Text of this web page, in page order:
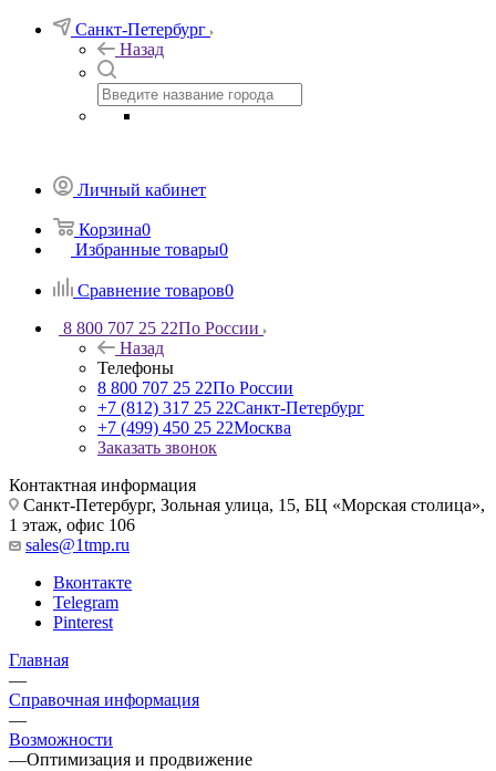
Санкт-Петербург
Назад
Личный кабинет
Корзина0
Избранные товары0
Сравнение товаров0
8 800 707 25 22По России
Назад
Телефоны
8 800 707 25 22По России
+7 (812) 317 25 22Санкт-Петербург
+7 (499) 450 25 22Москва
Заказать звонок
Контактная информация
Санкт-Петербург, Зольная улица, 15, БЦ «Морская столица»,
1 этаж, офис 106
sales@1tmp.ru
Вконтакте
Telegram
Pinterest
Главная
—
Справочная информация
—
Возможности
—Оптимизация и продвижение